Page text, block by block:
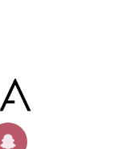
snapchat